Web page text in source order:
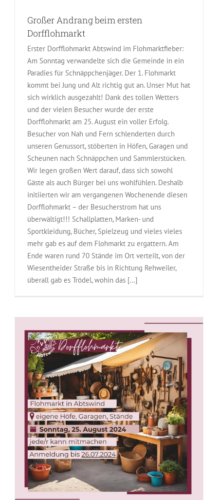
Großer Andrang beim ersten
Dorfflohmarkt
Erster Dorfflohmarkt Abtswind im Flohmarktfieber:
Am Sonntag verwandelte sich die Gemeinde in ein
Paradies für Schnäppchenjäger. Der 1. Flohmarkt
kommt bei Jung und Alt richtig gut an. Unser Mut hat
sich wirklich ausgezahlt! Dank des tollen Wetters
und der vielen Besucher wurde der erste
Dorfflohmarkt am 25. August ein voller Erfolg.
Besucher von Nah und Fern schlenderten durch
unseren Genussort, stöberten in Höfen, Garagen und
Scheunen nach Schnäppchen und Sammlerstücken.
Wir legen großen Wert darauf, dass sich sowohl
Gäste als auch Bürger bei uns wohlfühlen. Deshalb
initiierten wir am vergangenen Wochenende diesen
Dorfflohmarkt – der Besucherstrom hat uns
überwältigt!!! Schallplatten, Marken- und
Sportkleidung, Bücher, Spielzeug und vieles vieles
mehr gab es auf dem Flohmarkt zu ergattern. Am
Ende waren rund 70 Stände im Ort verteilt, von der
Wiesentheider Straße bis in Richtung Rehweiler,
überall gab es Trödel, wohin das [...]